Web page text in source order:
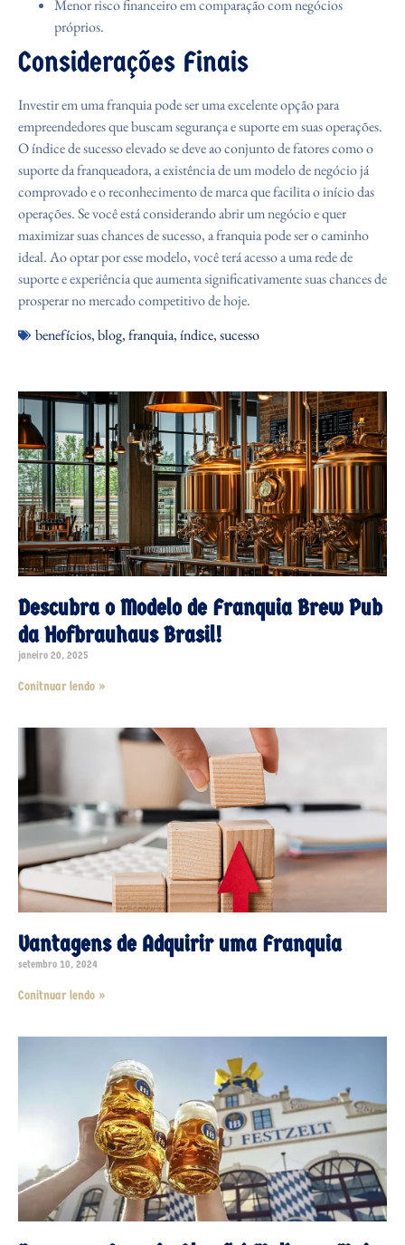
Menor risco financeiro em comparação com negócios
próprios.
Considerações Finais
Investir em uma franquia pode ser uma excelente opção para
empreendedores que buscam segurança e suporte em suas operações.
O índice de sucesso elevado se deve ao conjunto de fatores como o
suporte da franqueadora, a existência de um modelo de negócio já
comprovado e o reconhecimento de marca que facilita o início das
operações. Se você está considerando abrir um negócio e quer
maximizar suas chances de sucesso, a franquia pode ser o caminho
ideal. Ao optar por esse modelo, você terá acesso a uma rede de
suporte e experiência que aumenta significativamente suas chances de
prosperar no mercado competitivo de hoje.
benefícios,blog,franquia,índice,sucesso
Descubra o Modelo de Franquia Brew Pub
da Hofbrauhaus Brasil!
janeiro 20, 2025
Conitnuar lendo »
Vantagens de Adquirir uma Franquia
setembro 10, 2024
Conitnuar lendo »